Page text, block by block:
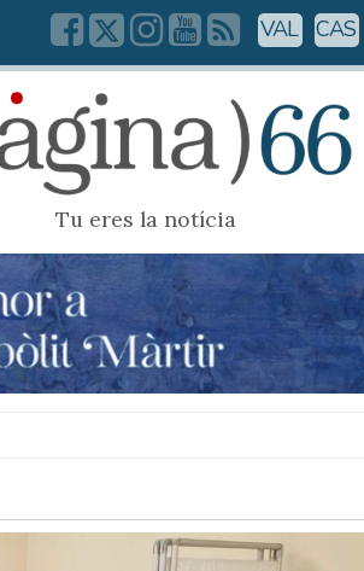
VAL CAS
Tu eres la notícia